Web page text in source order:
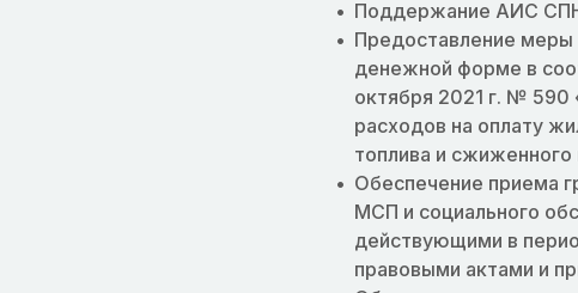
Поддержание АИС СПН
Предоставление меры
денежной форме в
октября 2021 г. №
расходов на оплату
топлива и
Обеспечение приема
МСП и социального
действующими в
правовыми актами и